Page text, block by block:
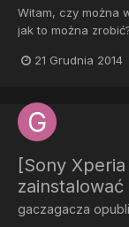
Witam, czy można
jak to można
21 Grudnia 2014
[Sony
gaczagacza